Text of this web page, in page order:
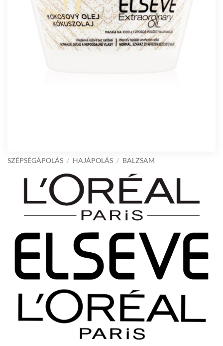
SZÉPSÉGÁPOLÁS / HAJÁPOLÁS / BALZSAM